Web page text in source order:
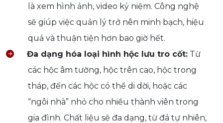
là xem hình ảnh, video kỷ niệm. Công nghệ
sẽ giúp việc quản lý trở nên minh bạch, hiệu
quả và thuận tiện hơn bao giờ hết.
Đa dạng hóa loại hình hộc lưu tro cốt: Từ
các hộc âm tường, hộc trên cao, hộc trong
tháp, đến các hộc có thể di dời, hoặc các
“ngôi nhà” nhỏ cho nhiều thành viên trong
gia đình. Chất liệu sẽ đa dạng, từ đá tự nhiên,